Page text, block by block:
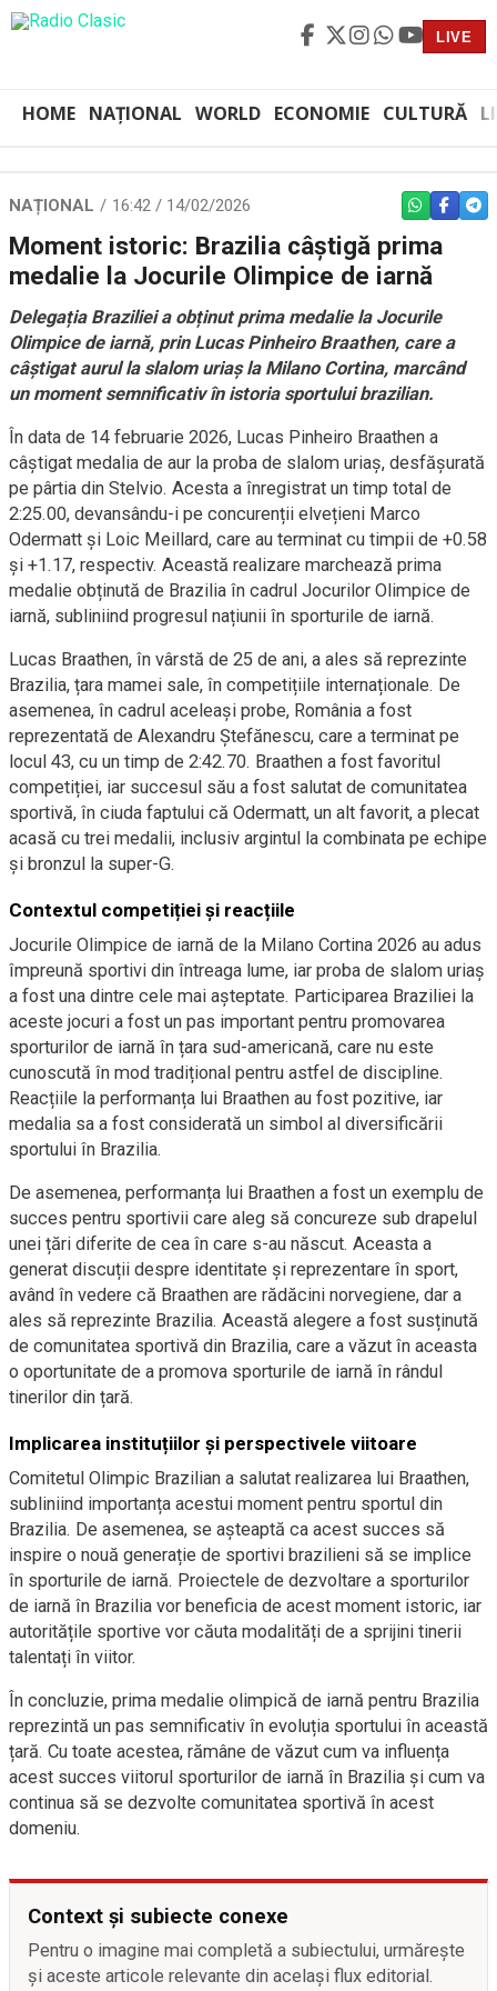
LIVE
HOME NAȚIONAL WORLD ECONOMIE CULTURĂ
NAȚIONAL 16:42 / 14/02/2026 WHATSAPP
Moment istoric: Brazilia câștigă prima
medalie la Jocurile Olimpice de iarnă
Delegația Braziliei a obținut prima medalie la Jocurile
Olimpice de iarnă, prin Lucas Pinheiro Braathen, care a
câștigat aurul la slalom uriaș la Milano Cortina, marcând
un moment semnificativ în istoria sportului brazilian.
În data de 14 februarie 2026, Lucas Pinheiro Braathen a
câștigat medalia de aur la proba de slalom uriaș, desfășurată
pe pârtia din Stelvio. Acesta a înregistrat un timp total de
2:25.00, devansându-i pe concurenții elvețieni Marco
Odermatt și Loic Meillard, care au terminat cu timpii de +0.58
și +1.17, respectiv. Această realizare marchează prima
medalie obținută de Brazilia în cadrul Jocurilor Olimpice de
iarnă, subliniind progresul națiunii în sporturile de iarnă.
Lucas Braathen, în vârstă de 25 de ani, a ales să reprezinte
Brazilia, țara mamei sale, în competițiile internaționale. De
asemenea, în cadrul aceleași probe, România a fost
reprezentată de Alexandru Ștefănescu, care a terminat pe
locul 43, cu un timp de 2:42.70. Braathen a fost favoritul
competiției, iar succesul său a fost salutat de comunitatea
sportivă, în ciuda faptului că Odermatt, un alt favorit, a plecat
acasă cu trei medalii, inclusiv argintul la combinata pe echipe
și bronzul la super-G.
Contextul competiției și reacțiile
Jocurile Olimpice de iarnă de la Milano Cortina 2026 au adus
împreună sportivi din întreaga lume, iar proba de slalom uriaș
a fost una dintre cele mai așteptate. Participarea Braziliei la
aceste jocuri a fost un pas important pentru promovarea
sporturilor de iarnă în țara sud-americană, care nu este
cunoscută în mod tradițional pentru astfel de discipline.
Reacțiile la performanța lui Braathen au fost pozitive, iar
medalia sa a fost considerată un simbol al diversificării
sportului în Brazilia.
De asemenea, performanța lui Braathen a fost un exemplu de
succes pentru sportivii care aleg să concureze sub drapelul
unei țări diferite de cea în care s-au născut. Aceasta a
generat discuții despre identitate și reprezentare în sport,
având în vedere că Braathen are rădăcini norvegiene, dar a
ales să reprezinte Brazilia. Această alegere a fost susținută
de comunitatea sportivă din Brazilia, care a văzut în aceasta
o oportunitate de a promova sporturile de iarnă în rândul
tinerilor din țară.
Implicarea instituțiilor și perspectivele viitoare
Comitetul Olimpic Brazilian a salutat realizarea lui Braathen,
subliniind importanța acestui moment pentru sportul din
Brazilia. De asemenea, se așteaptă ca acest succes să
inspire o nouă generație de sportivi brazilieni să se implice
în sporturile de iarnă. Proiectele de dezvoltare a sporturilor
de iarnă în Brazilia vor beneficia de acest moment istoric, iar
autoritățile sportive vor căuta modalități de a sprijini tinerii
talentați în viitor.
În concluzie, prima medalie olimpică de iarnă pentru Brazilia
reprezintă un pas semnificativ în evoluția sportului în această
țară. Cu toate acestea, rămâne de văzut cum va influența
acest succes viitorul sporturilor de iarnă în Brazilia și cum va
continua să se dezvolte comunitatea sportivă în acest
domeniu.
Context și subiecte conexe
Pentru o imagine mai completă a subiectului, urmărește
și aceste articole relevante din același flux editorial.